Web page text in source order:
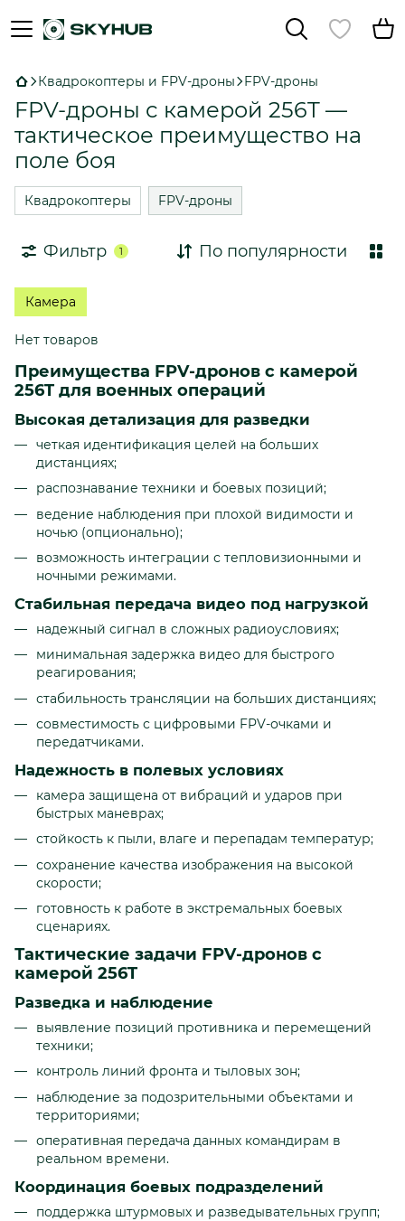
Квадрокоптеры и FPV-дроны FPV-дроны
FPV-дроны с камерой 256T —
тактическое преимущество на
поле боя
Квадрокоптеры FPV-дроны
Фильтр 1 По популярности
Камера
Нет товаров
Преимущества FPV-дронов с камерой
256T для военных операций
Высокая детализация для разведки
четкая идентификация целей на больших
дистанциях;
распознавание техники и боевых позиций;
ведение наблюдения при плохой видимости и
ночью (опционально);
возможность интеграции с тепловизионными и
ночными режимами.
Стабильная передача видео под нагрузкой
надежный сигнал в сложных радиоусловиях;
минимальная задержка видео для быстрого
реагирования;
стабильность трансляции на больших дистанциях;
совместимость с цифровыми FPV-очками и
передатчиками.
Надежность в полевых условиях
камера защищена от вибраций и ударов при
быстрых маневрах;
стойкость к пыли, влаге и перепадам температур;
сохранение качества изображения на высокой
скорости;
готовность к работе в экстремальных боевых
сценариях.
Тактические задачи FPV-дронов с
камерой 256T
Разведка и наблюдение
выявление позиций противника и перемещений
техники;
контроль линий фронта и тыловых зон;
наблюдение за подозрительными объектами и
территориями;
оперативная передача данных командирам в
реальном времени.
Координация боевых подразделений
поддержка штурмовых и разведывательных групп;